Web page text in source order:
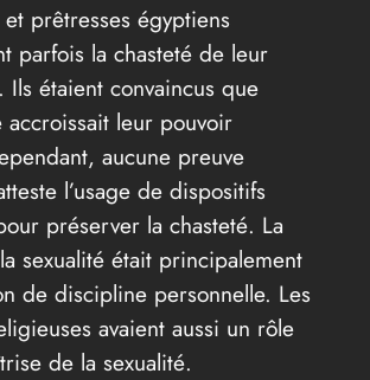
prêtresses égyptiens
parfois la chasteté de leur
étaient convaincus que
accroissait leur pouvoir
aucune preuve
l’usage de dispositifs
préserver la chasteté. La
sexualité était principalement
de discipline personnelle. Les
avaient aussi un rôle
de la sexualité.